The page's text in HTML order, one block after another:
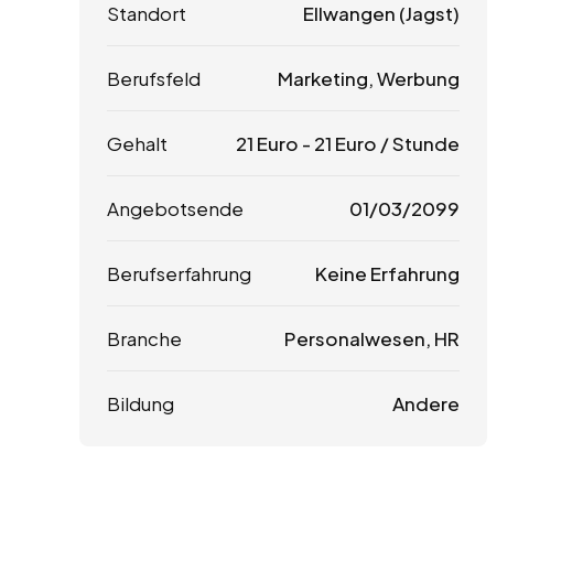
Standort Ellwangen (Jagst)
Berufsfeld Marketing, Werbung
Gehalt 21 Euro - 21 Euro / Stunde
Angebotsende 01/03/2099
Berufserfahrung Keine Erfahrung
Branche Personalwesen, HR
Bildung Andere